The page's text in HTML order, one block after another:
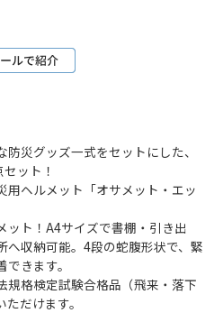
災グッズ一式をセットにした、
ット！
ヘルメット「オサメット・エッ
ット！A4サイズで書棚・引き出
へ収納可能。4段の蛇腹形状で、緊
きます。
規格検定試験合格品（飛来・落下
だけます。